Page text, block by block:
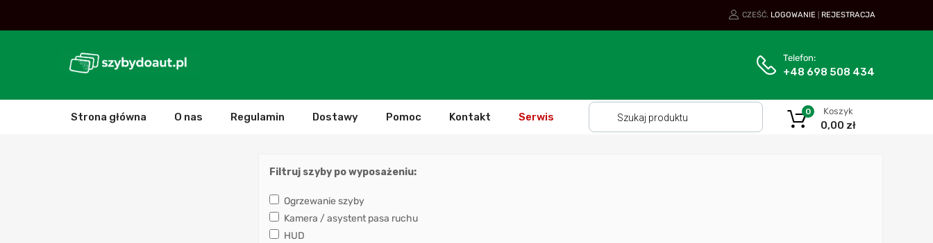
CZEŚĆ. LOGOWANIE REJESTRACJA
Telefon:
+48 698 508 434
Strona główna O nas Regulamin Dostawy Pomoc Kontakt Serwis Koszyk
0,00 zł
0
Filtruj szyby po wyposażeniu:
Ogrzewanie szyby
Kamera / asystent pasa ruchu
HUD